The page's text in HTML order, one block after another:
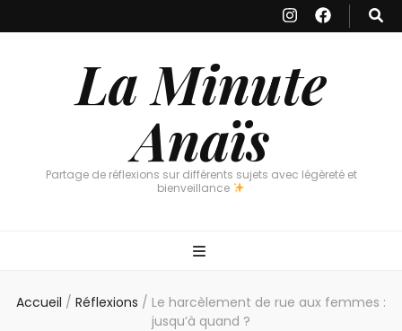
La Minute
Anaïs
Partage de réflexions sur différents sujets avec légèreté et
bienveillance
Accueil / Réflexions / Le harcèlement de rue aux femmes :
jusqu’à quand ?